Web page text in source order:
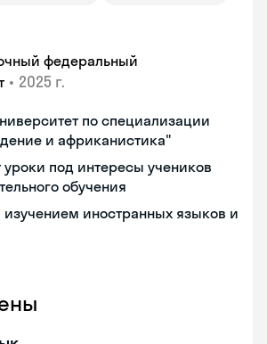
федеральный
• 2025 г.
по специализации
и африканистика"
уроки под интересы учеников
обучения
изучением иностранных языков и